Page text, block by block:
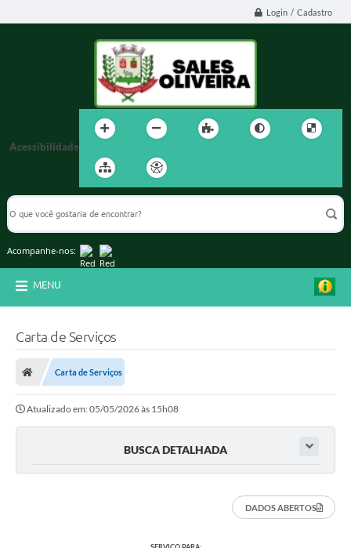
Login / Cadastro
Acessibilidade
Acompanhe-nos:
MENU
Carta de Serviços
Carta de Serviços
Atualizado em: 05/05/2026 às 15h08
BUSCA DETALHADA
DADOS ABERTOS